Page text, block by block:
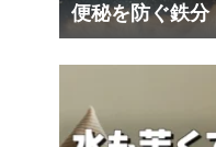
便秘を防ぐ鉄
繊維｜夫の妊